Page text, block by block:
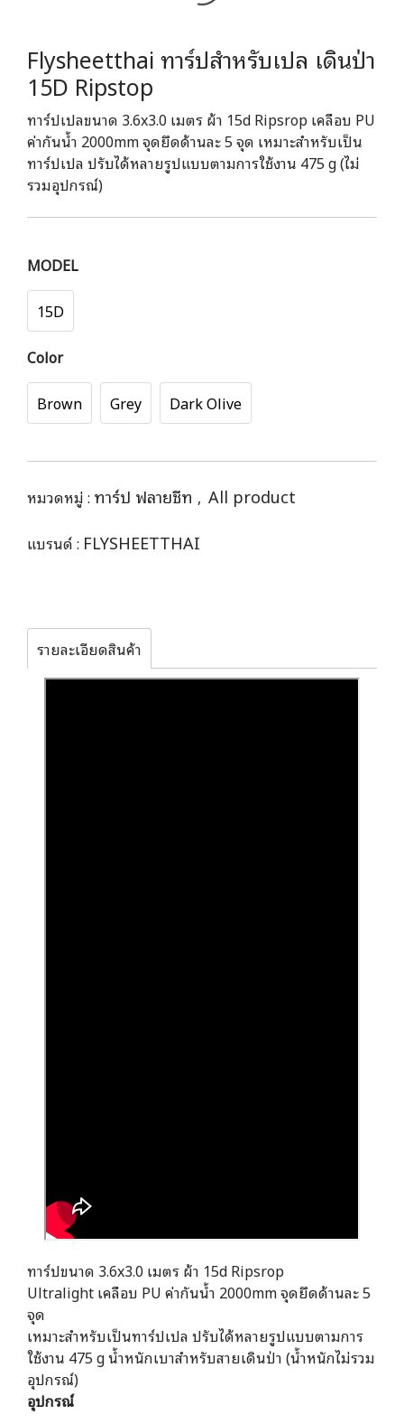
Flysheetthai ทาร์ปสำหรับเปล เดินป่า
15D Ripstop
ทาร์ปเปลขนาด 3.6x3.0 เมตร ผ้า 15d Ripsrop เคลือบ PU
ค่ากันน้ำ 2000mm จุดยึดด้านละ 5 จุด เหมาะสำหรับเป็น
ทาร์ปเปล ปรับได้หลายรูปแบบตามการใช้งาน 475 g (ไม่
รวมอุปกรณ์)
MODEL
15D
Color
Brown
Grey Dark Olive
หมวดหมู่ : ทาร์ป ฟลายชีท , All product
แบรนด์ : FLYSHEETTHAI
รายละเอียดสินค้า
ทาร์ปขนาด 3.6x3.0 เมตร ผ้า 15d Ripsrop
Ultralight เคลือบ PU ค่ากันน้ำ 2000mm จุดยึดด้านละ 5
จุด
เหมาะสำหรับเป็นทาร์ปเปล ปรับได้หลายรูปแบบตามการ
ใช้งาน 475 g น้ำหนักเบาสำหรับสายเดินป่า (น้ำหนักไม่รวม
อุปกรณ์)
อุปกรณ์